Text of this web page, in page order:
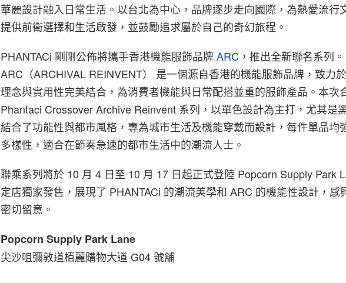
華麗設計融入日常生活。以台北為中心，品牌逐步走向國際，為熱愛流行
提供前衛選擇和生活啟發，並鼓勵追求屬於自己的奇幻旅程。
PHANTACi 剛剛公佈將攜手香港機能服飾品牌ARC ，推出全新聯名系列。
ARC（ARCHIVAL REINVENT） 是一個源自香港的機能服飾品牌，致力
理念與實用性完美結合，為消費者機能與日常配搭並重的服飾產品。本次
Phantaci Crossover Archive Reinvent 系列，以單色設計為主打，尤其是
結合了功能性與都市風格，專為城市生活及機能穿戴而設計，每件單品均
多樣性，適合在節奏急速的都市生活中的潮流人士。
聯乘系列將於 10 月 4 日至 10 月 17 日起正式登陸 Popcorn Supply Park
定店獨家發售，展現了 PHANTACi 的潮流美學和 ARC 的機能性設計，感
密切留意。
Popcorn Supply Park Lane
尖沙咀彌敦道栢麗購物大道 G04 號舖